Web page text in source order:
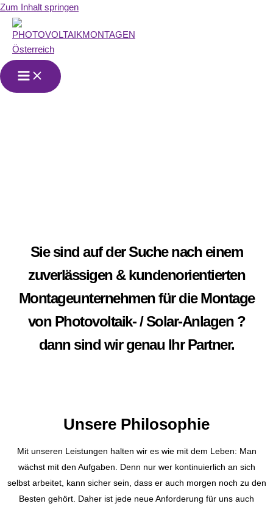
Zum Inhalt springen
Über uns
Sie sind auf der Suche nach einem
zuverlässigen & kundenorientierten
Montageunternehmen für die Montage
von Photovoltaik- / Solar-Anlagen ?
dann sind wir genau Ihr Partner.
Unsere Philosophie
Mit unseren Leistungen halten wir es wie mit dem Leben: Man
wächst mit den Aufgaben. Denn nur wer kontinuierlich an sich
selbst arbeitet, kann sicher sein, dass er auch morgen noch zu den
Besten gehört. Daher ist jede neue Anforderung für uns auch